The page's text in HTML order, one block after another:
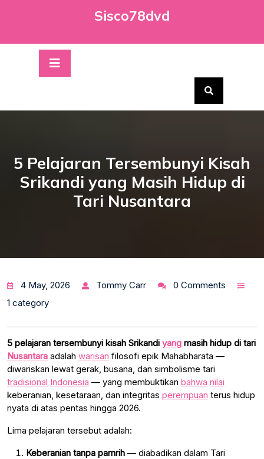
Sisco78dvd
Button
5 Pelajaran Tersembunyi Kisah
Srikandi yang Masih Hidup di
Tari Nusantara
4 May, 2026 Tommy Carr
0 Comments
1 category
5 pelajaran tersembunyi kisah Srikandi yang masih hidup di tari
Nusantara adalah warisan filosofi epik Mahabharata —
diwariskan lewat gerak, busana, dan simbolisme tari
tradisional Indonesia — yang membuktikan bahwa nilai
keberanian, kesetaraan, dan integritas perempuan terus hidup
nyata di atas pentas hingga 2026.
Lima pelajaran tersebut adalah:
Keberanian tanpa pamrih — diabadikan dalam Tari